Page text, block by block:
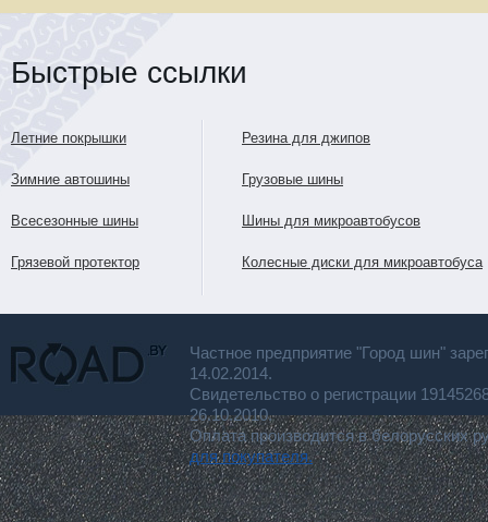
Быстрые ссылки
Летние покрышки
Зимние автошины
Всесезонные шины
Грязевой протектор
Резина для джипов
Грузовые шины
Шины для микроавтобусов
Колесные диски для микроавтобуса
Частное предприятие "Город шин"
14.02.2014.
Свидетельство о регистрации
26.10.2010.
Оплата производится в белорусских
для покупателя.